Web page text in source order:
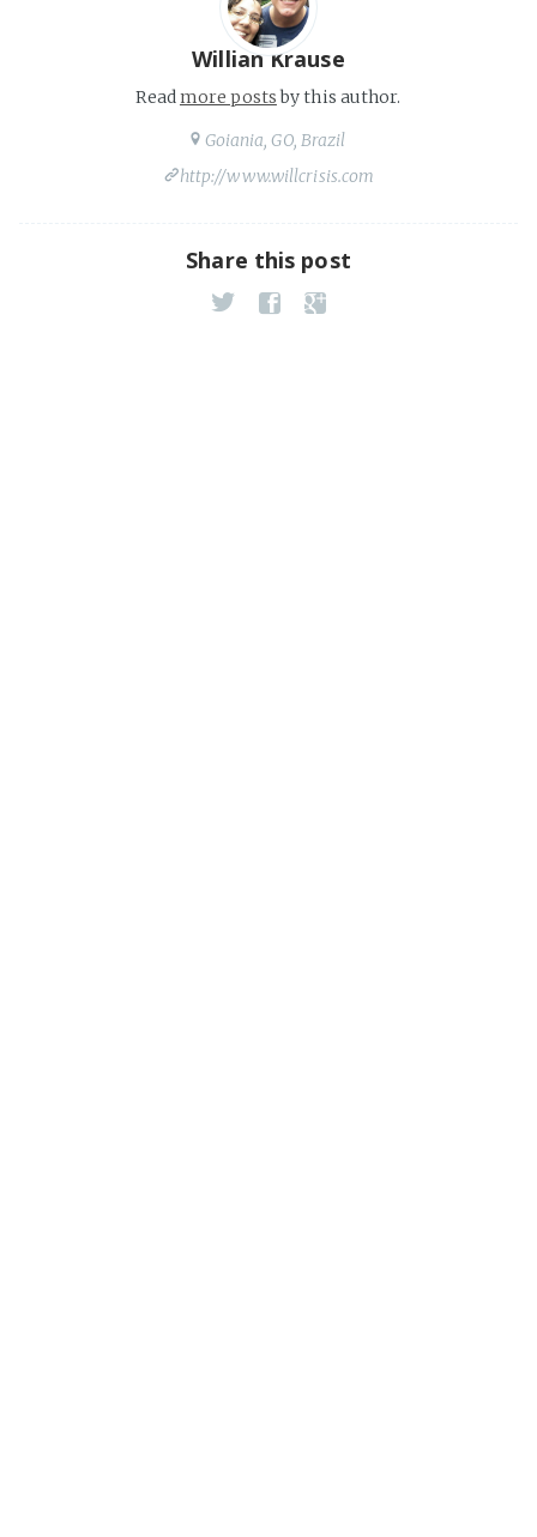
Willian Krause
Readmore postsby this author.
Goiania, GO, Brazil
http://www.willcrisis.com
Share this post